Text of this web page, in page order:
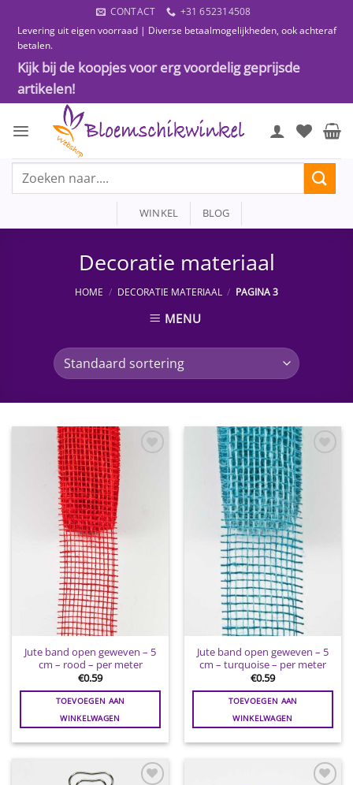
naar
inhoud
CONTACT
+31 652314508
Levering uit eigen voorraad | Diverse betaalmogelijkheden, ook achteraf
betalen.
Kijk bij de koopjes voor erg voordelig geprijsde
artikelen!
Zoeken
WINKEL BLOG
Decoratie materiaal
HOME / DECORATIE MATERIAAL / PAGINA 3
MENU
Toevoegen
Jute band open geweven – 5
cm – rood – per meter
€0.59
TOEVOEGEN AAN
WINKELWAGEN
Toevoegen
wenslijst
Jute band open geweven – 5
cm – turquoise – per meter
€0.59
TOEVOEGEN AAN
WINKELWAGEN